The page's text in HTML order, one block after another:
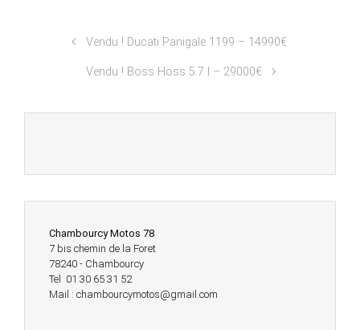
Vendu ! Ducati Panigale 1199 – 14990€
Vendu ! Boss Hoss 5.7 l – 29000€
Chambourcy Motos 78
7 bis chemin de la Foret
78240 - Chambourcy
Tel 01 30 65 31 52
Mail : chambourcymotos@gmail.com